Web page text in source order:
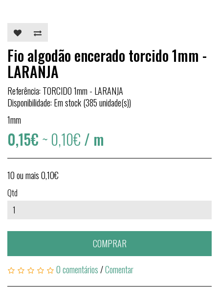
Fio algodão encerado torcido 1mm -
LARANJA
Referência: TORCIDO 1mm - LARANJA
Disponibilidade: Em stock (385 unidade(s))
1mm
0,15€ ~ 0,10€ / m
10 ou mais 0,10€
Qtd
COMPRAR
0 comentários/Comentar